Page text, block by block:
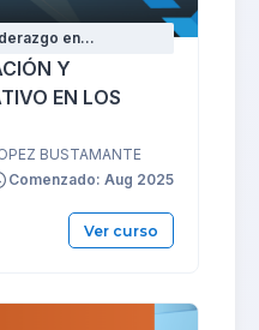
en
EN LOS
BUSTAMANTE
Comenzado: Aug 2025
Ver curso